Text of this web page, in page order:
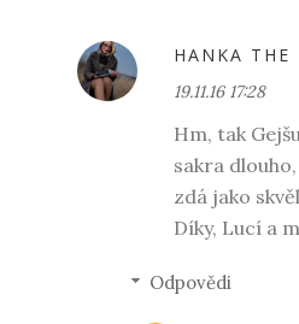
HANKA THE
19.11.16 17:28
Hm, tak
sakra
zdá jako
Díky, Lucí a
Odpovědi